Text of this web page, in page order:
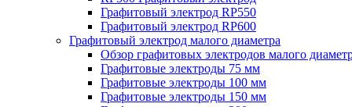
Графитовый электрод RP550
Графитовый электрод RP600
Графитовый электрод малого диаметра
Обзор графитовых электродов малого
Графитовые электроды 75 мм
Графитовые электроды 100 мм
Графитовые электроды 150 мм